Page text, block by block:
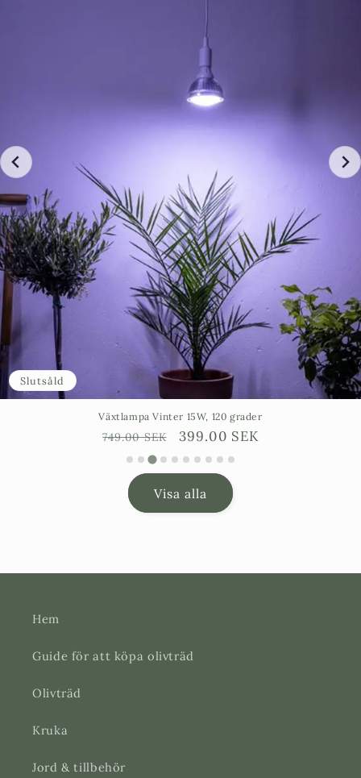
Slutsåld
Växtlampa Vinter 15W, 120 grader
Ordinarie
pris
749.00 SEK Försäljningspris
399.00 SEK
Visa alla
Hem
Guide för att köpa olivträd
Olivträd
Kruka
Jord & tillbehör